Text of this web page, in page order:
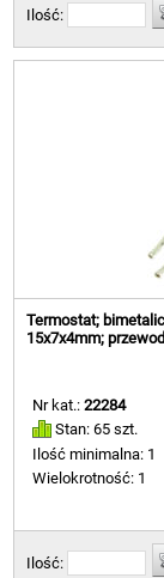
Ilość:
Termostat;
15x7x4mm;
Nr kat.:22284
Stan: 65 szt.
Ilość minimalna: 1
Wielokrotność: 1
Ilość: